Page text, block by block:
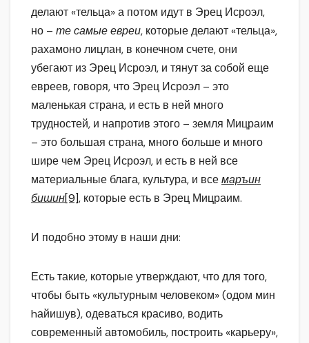
делают «тельца» а потом идут в Эрец Исроэл,
но – те самые евреи, которые делают «тельца»,
рахамоно лицлан, в конечном счете, они
убегают из Эрец Исроэл, и тянут за собой еще
евреев, говоря, что Эрец Исроэл – это
маленькая страна, и есть в ней много
трудностей, и напротив этого – земля Мицраим
– это большая страна, много больше и много
шире чем Эрец Исроэл, и есть в ней все
материальные блага, культура, и всемаръин
бишин[9], которые есть в Эрец Мицраим.
И подобно этому в наши дни:
Есть такие, которые утверждают, что для того,
чтобы быть «культурным человеком» (одом мин
hайишув), одеваться красиво, водить
современный автомобиль, построить «карьеру»,